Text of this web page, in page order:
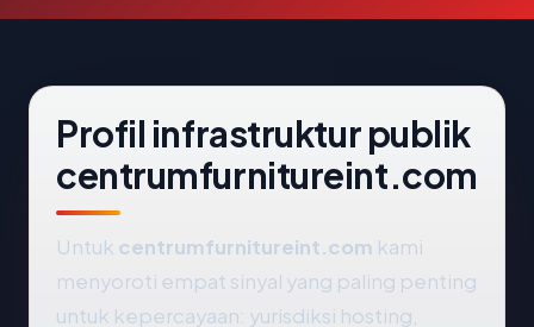
Profil infrastruktur publik
centrumfurnitureint.com
Untuk centrumfurnitureint.com kami
menyoroti empat sinyal yang paling penting
untuk kepercayaan: yurisdiksi hosting,